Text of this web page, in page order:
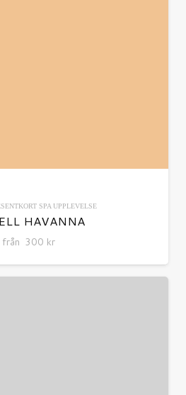
SPA UPPLEVELSE
HAVANNA
från 300 kr